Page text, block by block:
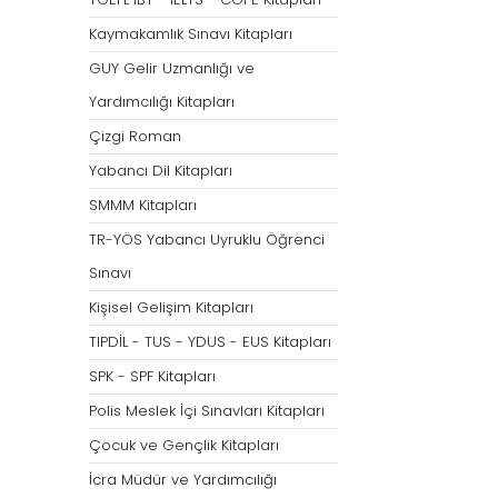
Kaymakamlık Sınavı Kitapları
GUY Gelir Uzmanlığı ve
Yardımcılığı Kitapları
Çizgi Roman
Yabancı Dil Kitapları
SMMM Kitapları
TR-YÖS Yabancı Uyruklu Öğrenci
Sınavı
Kişisel Gelişim Kitapları
TIPDİL - TUS - YDUS - EUS Kitapları
SPK - SPF Kitapları
Polis Meslek İçi Sınavları Kitapları
Çocuk ve Gençlik Kitapları
İcra Müdür ve Yardımcılığı